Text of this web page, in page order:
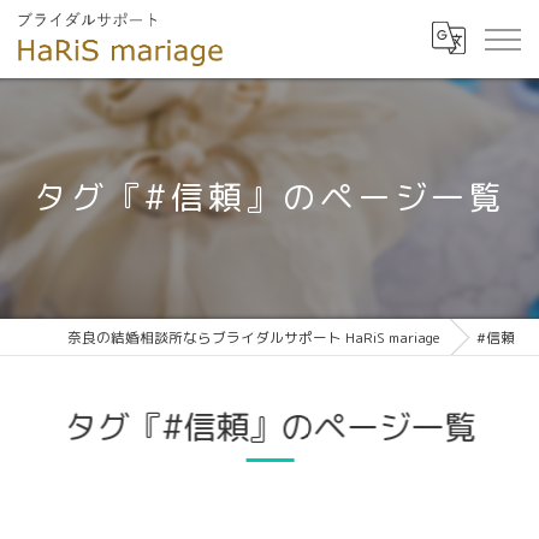
タグ『#信頼』のページ一覧
奈良の結婚相談所ならブライダルサポート HaRiS mariage #信頼
タグ『#信頼』のページ一覧